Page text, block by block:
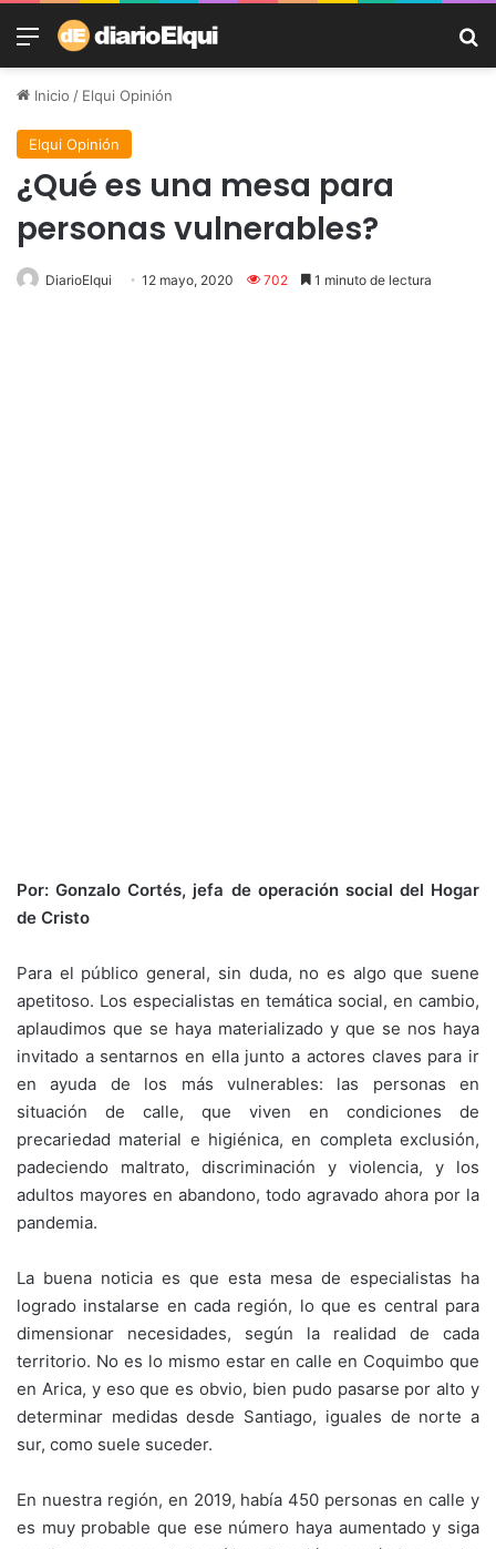
Menú
Inicio / Elqui Opinión
Elqui Opinión
¿Qué es una mesa para
personas vulnerables?
DiarioElqui 12 mayo, 2020 702 1 minuto de lectura
Por: Gonzalo Cortés, jefa de operación social del Hogar
de Cristo
Para el público general, sin duda, no es algo que suene
apetitoso. Los especialistas en temática social, en cambio,
aplaudimos que se haya materializado y que se nos haya
invitado a sentarnos en ella junto a actores claves para ir
en ayuda de los más vulnerables: las personas en
situación de calle, que viven en condiciones de
precariedad material e higiénica, en completa exclusión,
padeciendo maltrato, discriminación y violencia, y los
adultos mayores en abandono, todo agravado ahora por la
pandemia.
La buena noticia es que esta mesa de especialistas ha
logrado instalarse en cada región, lo que es central para
dimensionar necesidades, según la realidad de cada
territorio. No es lo mismo estar en calle en Coquimbo que
en Arica, y eso que es obvio, bien pudo pasarse por alto y
determinar medidas desde Santiago, iguales de norte a
sur, como suele suceder.
En nuestra región, en 2019, había 450 personas en calle y
es muy probable que ese número haya aumentado y siga